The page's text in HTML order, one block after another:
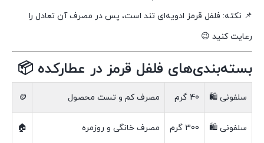
📌 نکته: فلفل قرمز ادویه‌ای تند است، پس در مصرف آن تعادل را
رعایت کنید 😉
بسته‌بندی‌های فلفل قرمز در عطارکده 📦
سلفونی 🛍 40 گرم مصرف کم و تست محصول 🪙
سلفونی 🛍 300 گرم مصرف خانگی و روزمره 🏠